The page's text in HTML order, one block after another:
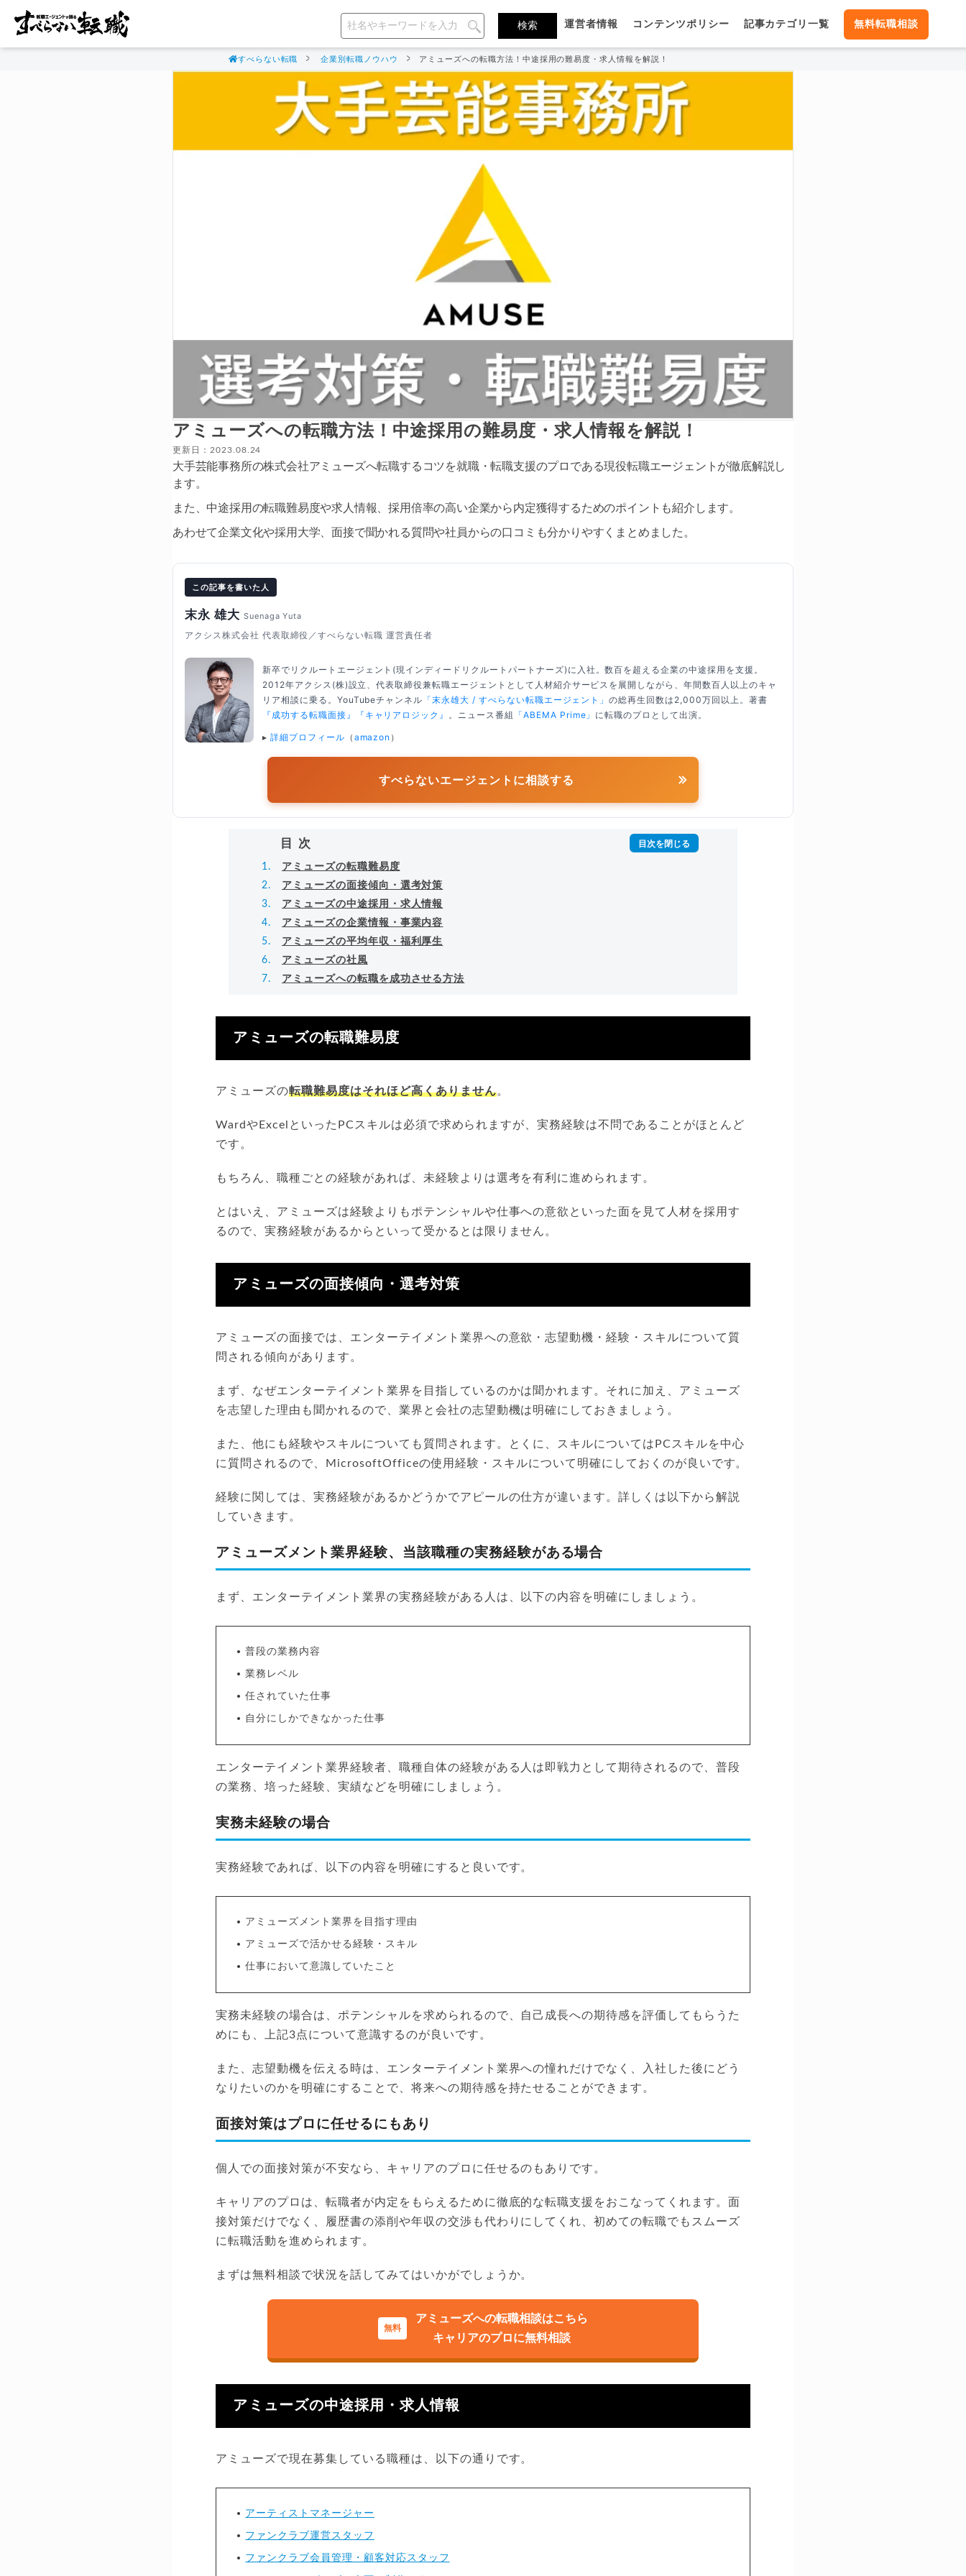
運営者情報 コンテンツポリシー 記事カテゴリ一覧 無料転職相談
すべらない転職 企業別転職ノウハウ アミューズへの転職方法！中途採用の難易度・求人情報を解説！
アミューズへの転職方法！中途採用の難易度・求人情報を解説！
更新日：2023.08.24
大手芸能事務所の株式会社アミューズへ転職するコツを就職・転職支援のプロである現役転職エージェントが徹底解説し
ます。
また、中途採用の転職難易度や求人情報、採用倍率の高い企業から内定獲得するためのポイントも紹介します。
あわせて企業文化や採用大学、面接で聞かれる質問や社員からの口コミも分かりやすくまとめました。
この記事を書いた人
末永 雄大 Suenaga Yuta
アクシス株式会社 代表取締役／すべらない転職 運営責任者
新卒でリクルートエージェント(現インディードリクルートパートナーズ)に入社。数百を超える企業の中途採用を支援。
2012年アクシス(株)設立、代表取締役兼転職エージェントとして人材紹介サービスを展開しながら、年間数百人以上のキャ
リア相談に乗る。YouTubeチャンネル 「末永雄大 / すべらない転職エージェント」の総再生回数は2,000万回以上。著書
『成功する転職面接』
『キャリアロジック』 。ニュース番組 「ABEMA Prime」 に転職のプロとして出演。
▸ 詳細プロフィール （ amazon ）
すべらないエージェントに相談する
目次
アミューズの転職難易度
アミューズの面接傾向・選考対策
アミューズの中途採用・求人情報
アミューズの企業情報・事業内容
アミューズの平均年収・福利厚生
アミューズの社風
アミューズへの転職を成功させる方法
アミューズの転職難易度
アミューズの転職難易度はそれほど高くありません。
WardやExcelといったPCスキルは必須で求められますが、実務経験は不問であることがほとんど
です。
もちろん、職種ごとの経験があれば、未経験よりは選考を有利に進められます。
とはいえ、アミューズは経験よりもポテンシャルや仕事への意欲といった面を見て人材を採用す
るので、実務経験があるからといって受かるとは限りません。
アミューズの面接傾向・選考対策
アミューズの面接では、エンターテイメント業界への意欲・志望動機・経験・スキルについて質
問される傾向があります。
まず、なぜエンターテイメント業界を目指しているのかは聞かれます。それに加え、アミューズ
を志望した理由も聞かれるので、業界と会社の志望動機は明確にしておきましょう。
また、他にも経験やスキルについても質問されます。とくに、スキルについてはPCスキルを中心
に質問されるので、MicrosoftOfficeの使用経験・スキルについて明確にしておくのが良いです。
経験に関しては、実務経験があるかどうかでアピールの仕方が違います。詳しくは以下から解説
していきます。
アミューズメント業界経験、当該職種の実務経験がある場合
まず、エンターテイメント業界の実務経験がある人は、以下の内容を明確にしましょう。
普段の業務内容
業務レベル
任されていた仕事
自分にしかできなかった仕事
エンターテイメント業界経験者、職種自体の経験がある人は即戦力として期待されるので、普段
の業務、培った経験、実績などを明確にしましょう。
実務未経験の場合
実務経験であれば、以下の内容を明確にすると良いです。
アミューズメント業界を目指す理由
アミューズで活かせる経験・スキル
仕事において意識していたこと
実務未経験の場合は、ポテンシャルを求められるので、自己成長への期待感を評価してもらうた
めにも、上記3点について意識するのが良いです。
また、志望動機を伝える時は、エンターテイメント業界への憧れだけでなく、入社した後にどう
なりたいのかを明確にすることで、将来への期待感を持たせることができます。
面接対策はプロに任せるにもあり
個人での面接対策が不安なら、キャリアのプロに任せるのもありです。
キャリアのプロは、転職者が内定をもらえるために徹底的な転職支援をおこなってくれます。面
接対策だけでなく、履歴書の添削や年収の交渉も代わりにしてくれ、初めての転職でもスムーズ
に転職活動を進められます。
まずは無料相談で状況を話してみてはいかがでしょうか。
アミューズへの転職相談はこちら
キャリアのプロに無料相談
アミューズの中途採用・求人情報
アミューズで現在募集している職種は、以下の通りです。
アーティストマネージャー
ファンクラブ運営スタッフ
ファンクラブ会員管理・顧客対応スタッフ